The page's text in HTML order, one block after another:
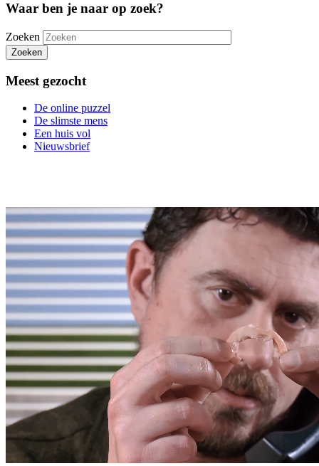
Waar ben je naar op zoek?
Zoeken
Zoeken
Meest gezocht
De online puzzel
De slimste mens
Een huis vol
Nieuwsbrief